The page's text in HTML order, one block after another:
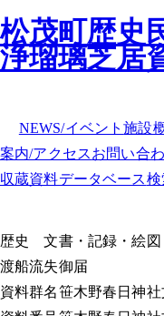
松茂町歴史
浄瑠璃芝居
NEWS/イベント施設
案内/アクセスお問い合
収蔵資料データベース検
歴史
文書・記録・絵図
渡船流失御届
資料群名笹木野春日神社